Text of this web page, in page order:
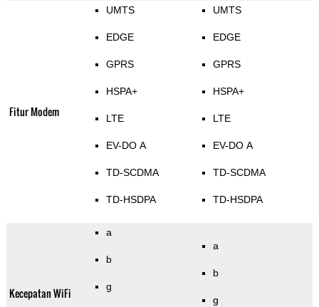
Fitur Modem
UMTS
EDGE
GPRS
HSPA+
LTE
EV-DO A
TD-SCDMA
TD-HSDPA
UMTS
EDGE
GPRS
HSPA+
LTE
EV-DO A
TD-SCDMA
TD-HSDPA
Kecepatan WiFi
a
b
g
a
b
g